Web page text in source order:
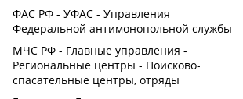
ФАС РФ - УФАС - Управления
Федеральной антимонопольной службы
МЧС РФ - Главные управления -
Региональные центры - Поисково-
спасательные центры, отряды